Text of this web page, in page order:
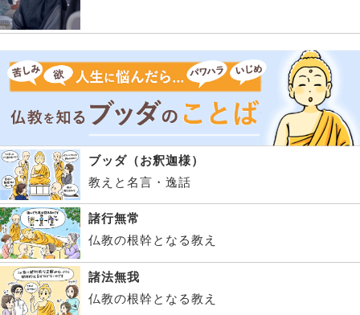
ブッダ（お釈迦様）
教えと名言・逸話
諸行無常
仏教の根幹となる教え
諸法無我
仏教の根幹となる教え